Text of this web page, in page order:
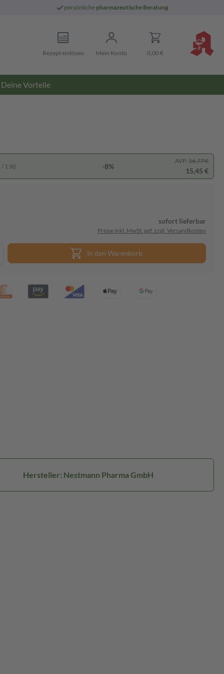
persönliche pharmazeutische Beratung
Rezept einlösen Mein Konto 0,00 €
Deine Vorteile
1 St) -8%
AVP: 16,77 €
15,45 €
sofort lieferbar
Preise inkl. MwSt. ggf. zzgl. Versandkosten
In den Warenkorb
Hersteller: Nestmann Pharma GmbH